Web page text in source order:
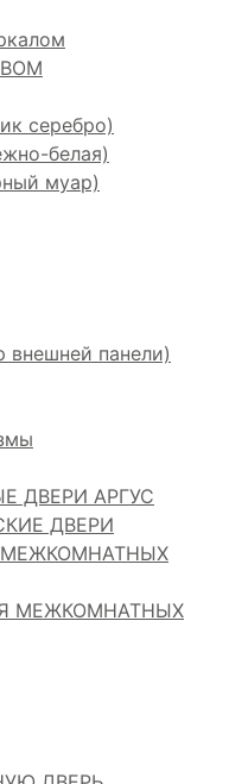
серебро)
белая)
муар)
панели)
ДВЕРИ АРГУС
ДВЕРИ
МЕЖКОМНАТНЫХ